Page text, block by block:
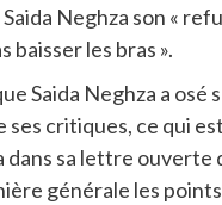
Saida Neghza son «
baisser les bras ».
Saida Neghza a
ses critiques, ce qui
dans sa lettre
générale les